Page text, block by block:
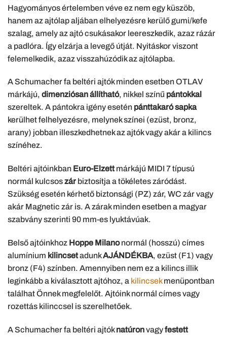
Hagyományos értelemben véve ez nem egy küszöb,
hanem az ajtólap aljában elhelyezésre kerülő gumi/kefe
szalag, amely az ajtó csukásakor leereszkedik, azaz rázár
a padlóra. Így elzárja a levegő útját. Nyitáskor viszont
felemelkedik, azaz visszahúzódik az ajtólapba.
A Schumacher fa beltéri ajtók minden esetben OTLAV
márkájú, dimenziósan állítható, nikkel színű pántokkal
szereltek. A pántokra igény esetén pánttakaró sapka
kerülhet felhelyezésre, melynek színei (ezüst, bronz,
arany) jobban illeszkedhetnek az ajtók vagy akár a kilincs
színéhez.
Beltéri ajtóinkban Euro-Elzettmárkájú MIDI 7 típusú
normál kulcsoszár biztosítja a tökéletes záródást.
Szükség esetén kérhető biztonsági (PZ) zár, WC zár vagy
akár Magnetic zár is. A zárak minden esetben a magyar
szabvány szerinti 90 mm-es lyuktávúak.
Belső ajtóinkhoz Hoppe Milanonormál (hosszú) címes
alumínium kilincsetadunkAJÁNDÉKBA, ezüst (F1) vagy
bronz (F4) színben. Amennyiben nem ez a kilincs illik
leginkább a kiválasztott ajtóhoz, a kilincsekmenüpontban
találhat Önnek megfelelőt. Ajtóink normál címes vagy
rozettás kilinccsel is szerelhetőek.
A Schumacher fa beltéri ajtóknatúronvagyfestett